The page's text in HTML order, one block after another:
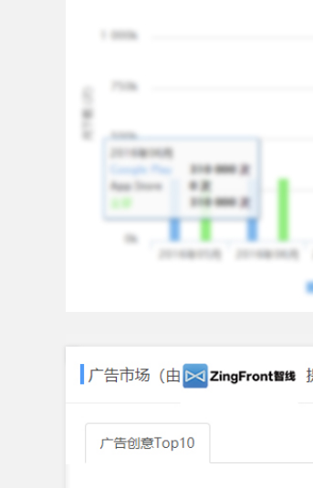
- Huawei: P8, P8 Lite
- OnePlus One
Still reading? That shows
*Requires a TomTom Golfer 2